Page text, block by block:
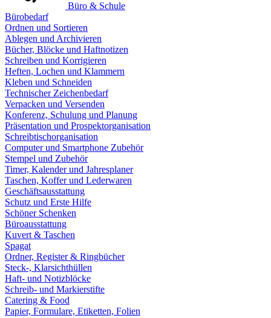
Büro & Schule
Bürobedarf
Ordnen und Sortieren
Ablegen und Archivieren
Bücher, Blöcke und Haftnotizen
Schreiben und Korrigieren
Heften, Lochen und Klammern
Kleben und Schneiden
Technischer Zeichenbedarf
Verpacken und Versenden
Konferenz, Schulung und Planung
Präsentation und Prospektorganisation
Schreibtischorganisation
Computer und Smartphone Zubehör
Stempel und Zubehör
Timer, Kalender und Jahresplaner
Taschen, Koffer und Lederwaren
Geschäftsausstattung
Schutz und Erste Hilfe
Schöner Schenken
Büroausstattung
Kuvert & Taschen
Spagat
Ordner, Register & Ringbücher
Steck-, Klarsichthüllen
Haft- und Notizblöcke
Schreib- und Markierstifte
Catering & Food
Papier, Formulare, Etiketten, Folien